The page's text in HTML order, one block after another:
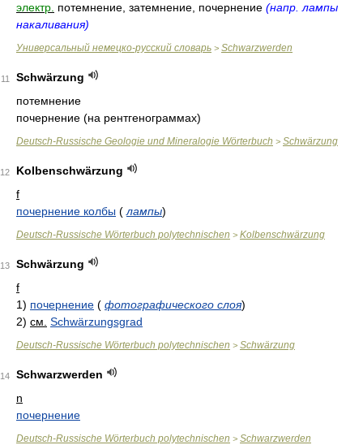
электр. потемнение, затемнение, почернение (напр. лампы
накаливания)
Универсальный немецко-русский словарь > Schwarzwerden
11
Schwärzung
потемнение
почернение (на рентгенограммах)
Deutsch-Russische Geologie und Mineralogie Wörterbuch > Schwärzung
12
Kolbenschwärzung
f
почернение колбы ( лампы)
Deutsch-Russische Wörterbuch polytechnischen > Kolbenschwärzung
13
Schwärzung
f
1) почернение ( фотографического слоя)
2) см. Schwärzungsgrad
Deutsch-Russische Wörterbuch polytechnischen > Schwärzung
14
Schwarzwerden
n
почернение
Deutsch-Russische Wörterbuch polytechnischen > Schwarzwerden